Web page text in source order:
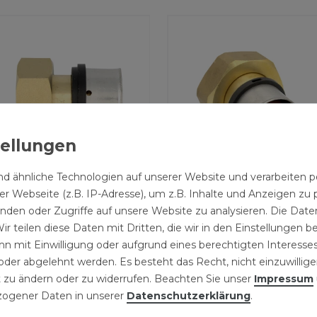
Verschraubung
32x3 mm 1 Zoll
Kontur
€ *
Pressfitting
Übergang 32x3 mm 1 1/4
Zoll IG TH Kontur
14,59 € *
ähnliche Technologien auf unserer Website und verarbeiten
Webseite (z.B. IP-Adresse), um z.B. Inhalte und Anzeigen zu
oder Zugriffe auf unsere Website zu analysieren. Die
teilen diese Daten mit Dritten, die wir in den Einstellungen
mit Einwilligung oder aufgrund eines berechtigten
abgelehnt werden. Es besteht das Recht, nicht
ändern oder zu widerrufen. Beachten Sie unser Impressum
Daten in unserer Daten­schutz­erklärung.